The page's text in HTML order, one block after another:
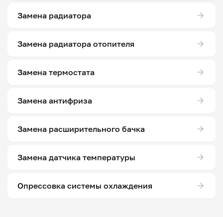
Замена радиатора
Замена радиатора отопителя
Замена термостата
Замена антифриза
Замена расширительного бачка
Замена датчика температуры
Опрессовка системы охлаждения